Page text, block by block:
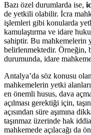
Bazı özel durumlarda ise,
de yetkili ‌olabilir. İcra
işlemleri gibi konularda
kamulaştırma ve idare⁤
sahiptir. Bu mahkemelerin‍
belirlenmektedir.‌ Örneğin,
durumunda, idare
Antalya’da söz konusu
⁢mahkemelerin yetki
en önemli⁤ husus, dava
açılması gerektiği için,
açısından ‌süre⁢ aşımına
taşınmaz üzerinde⁢ hak
mahkemede açılacağı⁤ da